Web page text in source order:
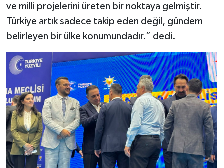
ve milli projelerini üreten bir noktaya gelmiştir.
Türkiye artık sadece takip eden değil, gündem
belirleyen bir ülke konumundadır.” dedi.